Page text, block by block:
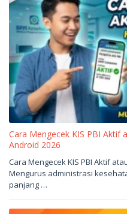
Cara Mengecek KIS PBI Aktif
Android 2026
Mei
27,
2026
sukantengah
Cara Mengecek KIS PBI Aktif
Mengurus administrasi
panjang …